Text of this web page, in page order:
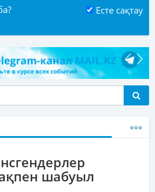
Есте сақтау
шабуыл